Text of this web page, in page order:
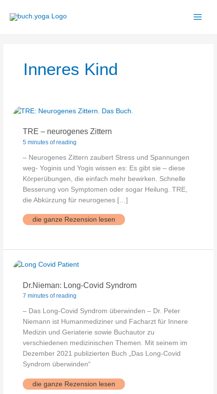
Inhalt
Inneres Kind
TRE – neurogenes Zittern
5 minutes of reading
– Neurogenes Zittern zaubert Stress und Spannungen
weg- Yoginis und Yogis wissen es: Es gibt sie – diese
Körperübungen, die einfach mehr bewirken. Schnelle
Besserung von Symptomen oder sogar Heilung. TRE,
die Abkürzung für neurogenes […]
TRE
–
die ganze Rezension lesen
Dr.Nieman: Long-Covid Syndrom
7 minutes of reading
– Das Long-Covid Syndrom überwinden – Dr. Peter
Niemann ist Humanmediziner und Facharzt für Innere
Medizin und Geriaterie sowie Buchautor zu
verschiedenen medizinischen Themen. Mit seinem im
Dezember 2021 publizierten Buch „Das Long-Covid
Syndrom überwinden“
Dr.Nieman:
Long-
die ganze Rezension lesen